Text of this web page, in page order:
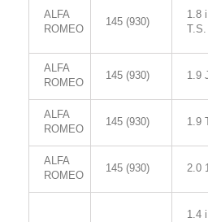
ALFA
ROMEO
145 (930)
1.8
T.S.
ALFA
ROMEO
145 (930) 1.9
ALFA
ROMEO
145 (930) 1.9
ALFA
ROMEO
145 (930) 2.0
1.4